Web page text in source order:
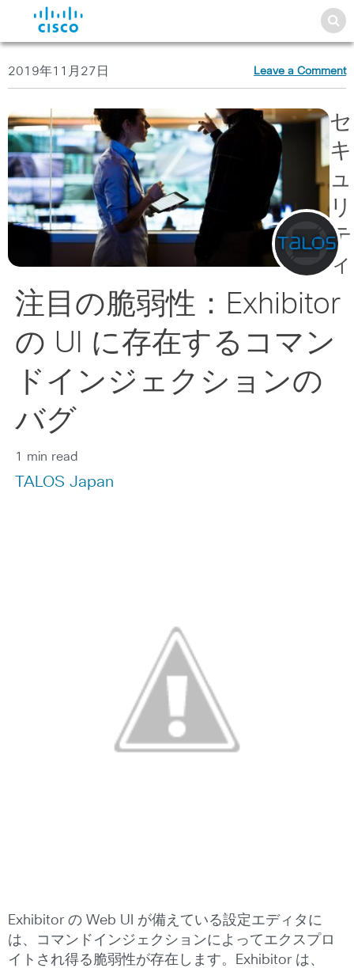
2019年11月27日 Leave a Comment
セ
キ
ュ
リ
テ
ィ
注目の脆弱性：Exhibitor
の UI に存在するコマン
ドインジェクションの
バグ
1 min read
TALOS Japan
Exhibitor の Web UI が備えている設定エディタに
は、コマンドインジェクションによってエクスプロ
イトされ得る脆弱性が存在します。Exhibitor は、